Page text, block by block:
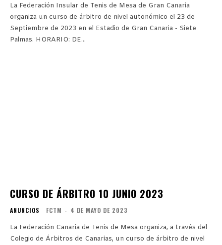
La Federación Insular de Tenis de Mesa de Gran Canaria
organiza un curso de árbitro de nivel autonómico el 23 de
Septiembre de 2023 en el Estadio de Gran Canaria - Siete
Palmas. HORARIO: DE...
CURSO DE ÁRBITRO 10 JUNIO 2023
ANUNCIOS FCTM - 4 DE MAYO DE 2023
La Federación Canaria de Tenis de Mesa organiza, a través del
Colegio de Árbitros de Canarias, un curso de árbitro de nivel